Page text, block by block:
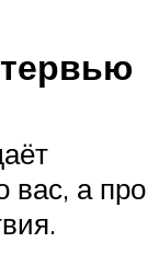
вас, а про